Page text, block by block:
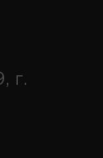
г.